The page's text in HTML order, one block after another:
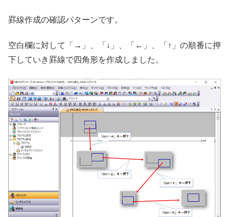
罫線作成の確認パターンです。
空白欄に対して「→」、「↓」、「←」、「↑」の順番に押
下していき罫線で四角形を作成しました。